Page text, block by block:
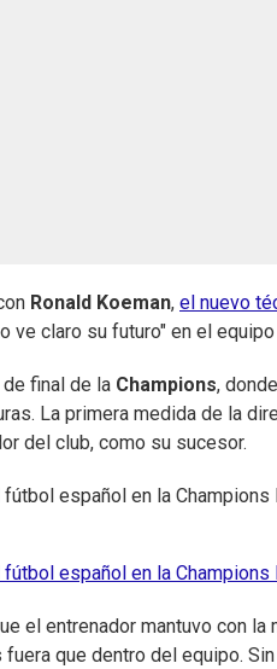
Ronald Koeman, el nuevo
ve claro su futuro" en el
final de la Champions,
La primera medida de la
del club, como su sucesor.
español en la Champions
español en la Champions
el entrenador mantuvo con
que dentro del equipo.